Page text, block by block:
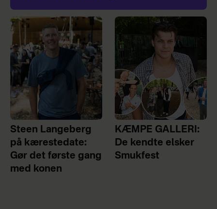
Steen Langeberg
på kærestedate:
Gør det første gang
med konen
KÆMPE GALLERI:
De kendte elsker
Smukfest